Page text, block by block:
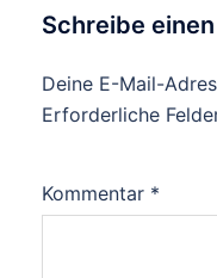
Schreibe
Deine E-Mail-
Erforderliche
Kommentar *